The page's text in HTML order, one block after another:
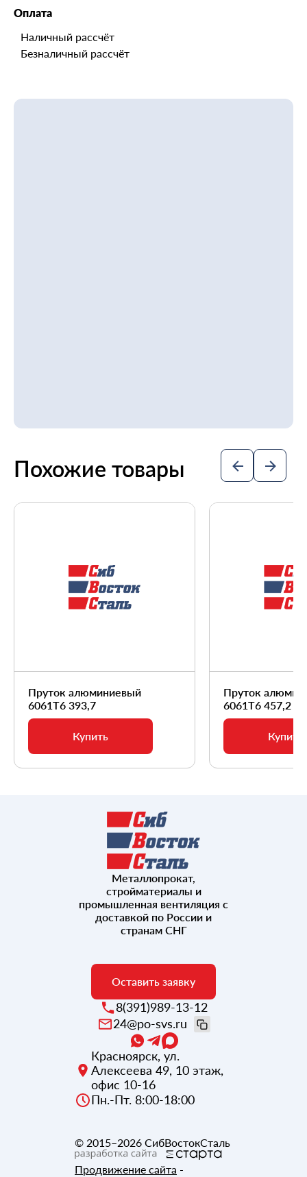
Оплата
Наличный рассчёт
Безналичный рассчёт
Похожие товары
Пруток алюминиевый
6061Т6 393,7
Купить
Пруток
6061Т6 457,2
Купить
Металлопрокат,
стройматериалы и
промышленная вентиляция с
доставкой по России и
странам СНГ
Оставить заявку
8(391)989-13-12
24@po-svs.ru
Красноярск, ул.
Алексеева 49, 10 этаж,
офис 10-16
Пн.-Пт. 8:00-18:00
© 2015–2026 СибВостокСталь
Продвижение сайта -